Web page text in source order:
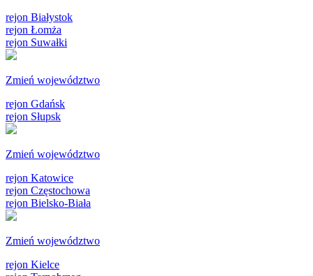
rejon Białystok
rejon Łomża
rejon Suwałki
Zmień województwo
rejon Gdańsk
rejon Słupsk
Zmień województwo
rejon Katowice
rejon Częstochowa
rejon Bielsko-Biała
Zmień województwo
rejon Kielce